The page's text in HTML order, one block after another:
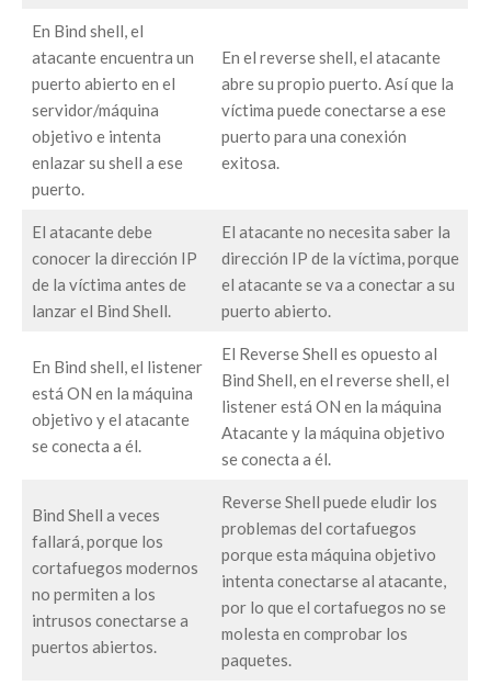
En Bind shell, el
atacante encuentra un
puerto abierto en el
servidor/máquina
objetivo e intenta
enlazar su shell a ese
puerto.
En el reverse shell, el atacante
abre su propio puerto. Así que la
víctima puede conectarse a ese
puerto para una conexión
exitosa.
El atacante debe
conocer la dirección IP
de la víctima antes de
lanzar el Bind Shell.
El atacante no necesita saber la
dirección IP de la víctima, porque
el atacante se va a conectar a su
puerto abierto.
En Bind shell, el listener
está ON en la máquina
objetivo y el atacante
se conecta a él.
El Reverse Shell es opuesto al
Bind Shell, en el reverse shell, el
listener está ON en la máquina
Atacante y la máquina objetivo
se conecta a él.
Bind Shell a veces
fallará, porque los
cortafuegos modernos
no permiten a los
intrusos conectarse a
puertos abiertos.
Reverse Shell puede eludir los
problemas del cortafuegos
porque esta máquina objetivo
intenta conectarse al atacante,
por lo que el cortafuegos no se
molesta en comprobar los
paquetes.